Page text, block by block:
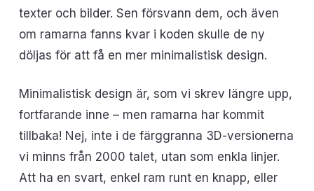
texter och bilder. Sen försvann dem, och även
om ramarna fanns kvar i koden skulle de ny
döljas för att få en mer minimalistisk design.
Minimalistisk design är, som vi skrev längre upp,
fortfarande inne – men ramarna har kommit
tillbaka! Nej, inte i de färggranna 3D-versionerna
vi minns från 2000 talet, utan som enkla linjer.
Att ha en svart, enkel ram runt en knapp, eller